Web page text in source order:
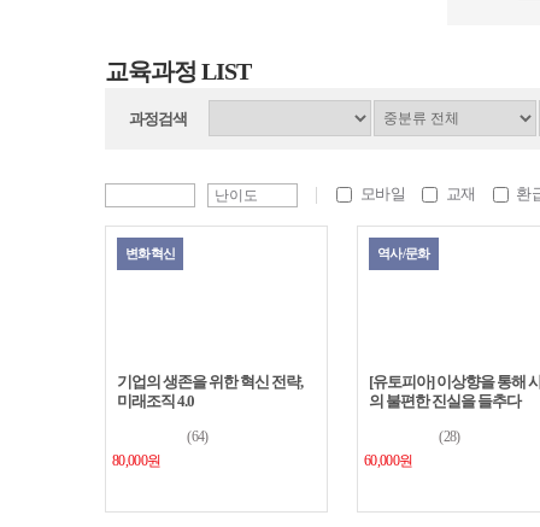
교육과정 LIST
과정검색
모바일 교재 환
변화혁신
기업의 생존을 위한 혁신 전략,
미래조직 4.0
(64)
80,000원
역사/문화
[유토피아] 이상향을 통해
의 불편한 진실을 들추다
(28)
60,000원